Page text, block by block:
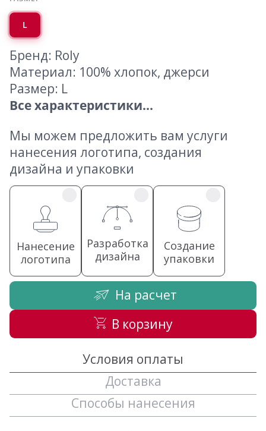
L
Бренд: Roly
Материал: 100% хлопок, джерси
Размер: L
Все характеристики...
Мы можем предложить вам услуги
нанесения логотипа, создания
дизайна и упаковки
Нанесение
логотипа
Разработка
дизайна
Создание
упаковки
На расчет
В корзину
Условия оплаты
Доставка
Способы нанесения